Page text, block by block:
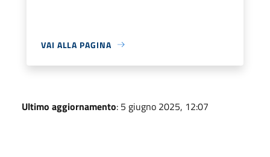
VAI ALLA PAGINA
Ultimo aggiornamento: 5 giugno 2025, 12:07